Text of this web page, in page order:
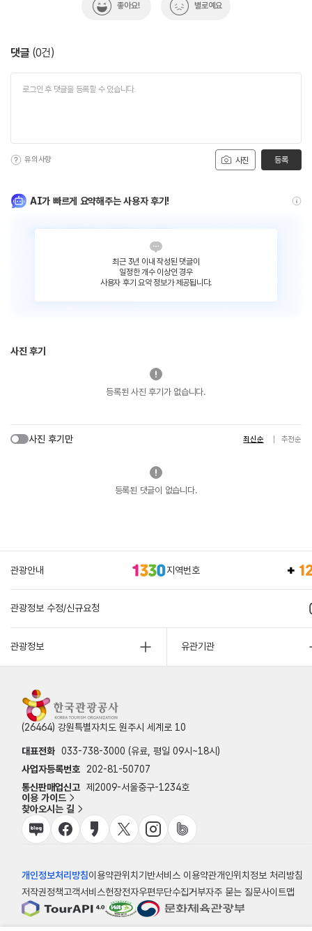
좋아요! 별로예요
댓글 (0건)
사진
유의사항 등록
AI가 빠르게 요약해주는 사용자 후기!
최근 3년 이내 작성된 댓글이
일정한 개수 이상인 경우
사용자 후기 요약 정보가 제공됩니다.
사진 후기
등록된 사진 후기가 없습니다.
사진 후기만 최신순 추천순
등록된 댓글이 없습니다.
관광안내 지역번호
관광정보 수정/신규요청
관광정보 유관기관
(26464) 강원특별자치도 원주시 세계로 10
대표전화 033-738-3000 (유료, 평일 09시~18시)
사업자등록번호
202-81-50707
통신판매업신고 제2009-서울중구-1234호
이용 가이드
찾아오시는 길
개인정보처리방침이용약관위치기반서비스 이용약관개인위치정보 처리방침
저작권정책고객서비스헌장전자우편무단수집거부자주 묻는 질문사이트맵